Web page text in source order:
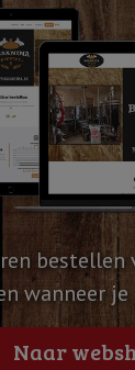
bestellen
wanneer
Naar